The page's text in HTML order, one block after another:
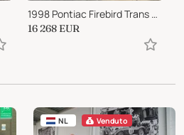
1998 Pontiac Firebird Trans Am
16 268 EUR
NL Venduto